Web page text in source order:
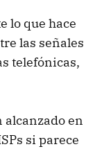
lo que hace
las señales
telefónicas,
alcanzado en
si parece